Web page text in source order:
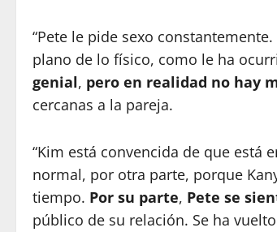
“Pete le pide sexo
plano de lo físico, como le ha
genial, pero en realidad no hay
cercanas a la pareja.
“Kim está convencida de que está
normal, por otra parte, porque
tiempo. Por su parte, Pete se
público de su relación. Se ha